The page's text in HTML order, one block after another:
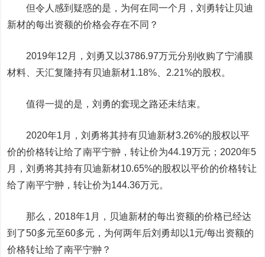
但令人感到疑惑的是，为何在同一个月，刘勇转让贝迪
新材的每出资额的价格会存在不同？
2019年12月，刘勇又以3786.97万元分别收购了宁浦膜
材料、天汇复隆持有贝迪新材1.18%、2.21%的股权。
值得一提的是，刘勇的套现之路还未结束。
2020年1月，刘勇将其持有贝迪新材3.26%的股权以平
价的价格转让给了南平宁翀，转让价为44.19万元；2020年5
月，刘勇将其持有贝迪新材10.65%的股权以平价的价格转让
给了南平宁翀，转让价为144.36万元。
那么，2018年1月，贝迪新材的每出资额的价格已经达
到了50多元至60多元，为何两年后刘勇却以1元/每出资额的
价格转让给了南平宁翀？